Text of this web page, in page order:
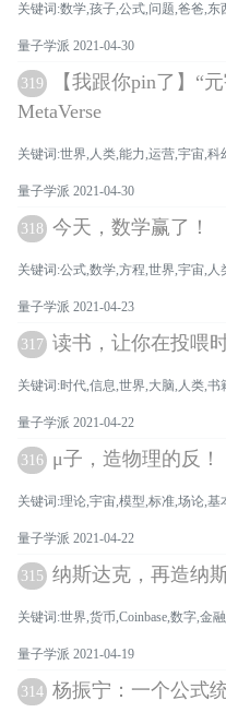
关键词:数学,孩子,公式,问题,爸爸,东
量子学派 2021-04-30
319
【我跟你pin了】“
MetaVerse
关键词:世界,人类,能力,运营,宇宙,科
量子学派 2021-04-30
318 今天，数学赢了！
关键词:公式,数学,方程,世界,宇宙,
量子学派 2021-04-23
317 读书，让你在投喂
关键词:时代,信息,世界,大脑,人类,书
量子学派 2021-04-22
316 μ子，造物理的反！
关键词:理论,宇宙,模型,标准,场论,
量子学派 2021-04-22
315 纳斯达克，再造纳
关键词:世界,货币,Coinbase,数字,金
量子学派 2021-04-19
314 杨振宁：一个公式